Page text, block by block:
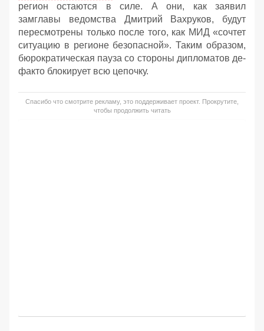
регион остаются в силе. А они, как заявил
замглавы ведомства Дмитрий Вахруков, будут
пересмотрены только после того, как МИД «сочтет
ситуацию в регионе безопасной». Таким образом,
бюрократическая пауза со стороны дипломатов де-
факто блокирует всю цепочку.
Спасибо что смотрите рекламу, это поддерживает проект. Прокрутите,
чтобы продолжить читать